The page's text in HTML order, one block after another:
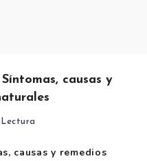
causas y
causas y remedios